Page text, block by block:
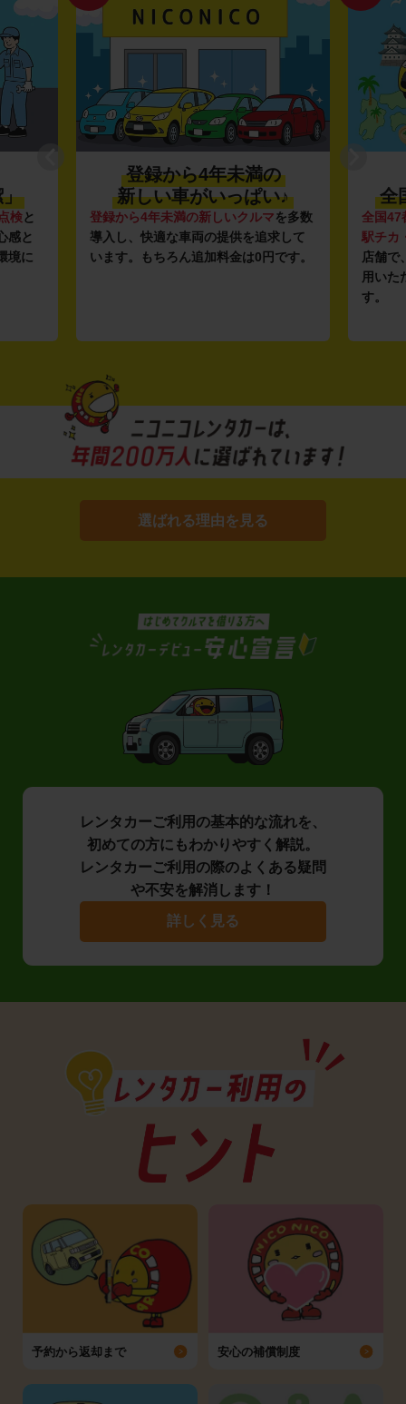
」
検と
感と
境に
登録から4年未満の
新しい車がいっぱい♪
登録から4年未満の新しいクルマを多数
導入し、快適な車両の提供を追求して
います。もちろん追加料金は0円です。
全
全国47
駅チカ
店舗で
用いた
す。
選ばれる理由を見る
レンタカーご利用の基本的な流れを、
初めての方にもわかりやすく解説。
レンタカーご利用の際のよくある疑問
や不安を解消します！
詳しく見る
予約から返却まで 安心の補償制度